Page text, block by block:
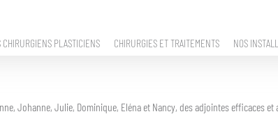
CHIRURGIENS PLASTICIENS CHIRURGIES ET TRAITEMENTS NOS
Johanne, Julie, Dominique, Eléna et Nancy, des adjointes efficaces